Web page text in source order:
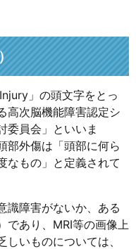
」の頭文字をとっ
高次脳機能障害認定シ
委員会」といいま
部外傷は「頭部に何ら
なもの」と定義されて
識障害がないか、ある
であり、MRI等の画像上
いものについては、